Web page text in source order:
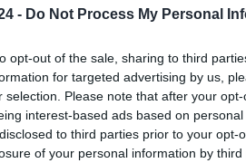
- Do Not Process My Personal
opt-out of the sale, sharing to third
for targeted advertising by us,
selection. Please note that after your
interest-based ads based on
to third parties prior to your opt-
of your personal information by third
de almacenar valor y realizar